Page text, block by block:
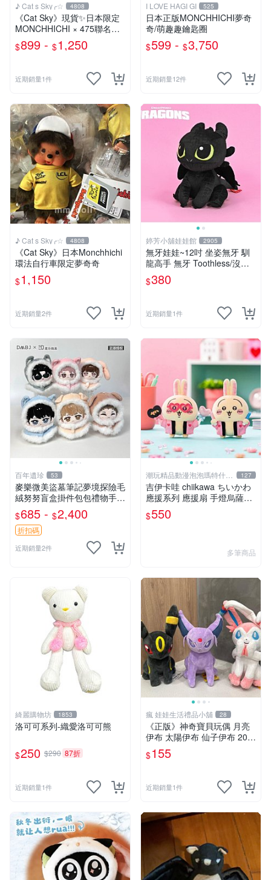
♪ Cat s Sky╭☆ 4808
《Cat Sky》現貨✨️日本限定
MONCHHICHI × 475聯名款
夢奇奇
$899 - $1,250
近期銷量1件
I LOVE HAGI GI 525
日本正版MONCHHICHI夢奇
奇/萌趣趣鑰匙圈
$599 - $3,750
近期銷量12件
♪ Cat s Sky╭☆ 4808
《Cat Sky》日本Monchhichi
環法自行車限定夢奇奇
$1,150
近期銷量2件
婷芳小舖娃娃館 2905
無牙娃娃~12吋 坐姿無牙 馴
龍高手 無牙 Toothless/沒牙
仔 黑色夜煞公仔-全省配送
$380
近期銷量1件
百年遺珍 53
麥樂微美盜墓筆記夢境探險毛
絨努努盲盒掛件包包禮物手辦
新到家 憶境探險系列 張起靈
喵喵款 吳邪狗狗款 王胖子熊
熊款
$685 - $2,400
折扣碼
近期銷量2件
潮玩精品動漫泡泡瑪特什麼
都有
127
吉伊卡哇 chiikawa ちいかわ
應援系列 應援扇 手燈烏薩奇
兔兔 水汪汪大眼兔兔 吊飾 掛
飾
$550
多筆商品
綺麗購物坊 1853
洛可可系列-織愛洛可可熊
$250 $290 87折
近期銷量1件
瘋 娃娃生活禮品小舖 28
《正版》神奇寶貝玩偶 月亮
伊布 太陽伊布 仙子伊布 20公
分 寶可夢娃娃 POKÉMON
$155
近期銷量1件